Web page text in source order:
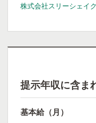
株式会社スリーシェイ
提示年収に含ま
基本給（月）